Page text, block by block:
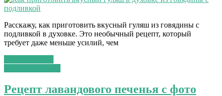
Расскажу, как приготовить вкусный гуляш из говядины с
подливкой в духовке. Это необычный рецепт, который
требует даже меньше усилий, чем
Рецепт лавандового печенья с фото